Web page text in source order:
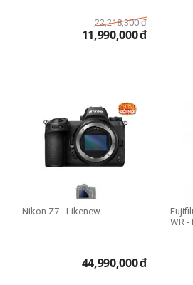
22,218,300 đ
11,990,000đ
Nikon Z7 - Likenew
44,990,000đ
WR -